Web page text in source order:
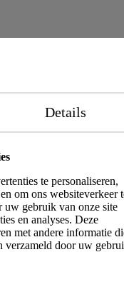
Details
te personaliseren,
om ons websiteverkeer
uw gebruik van onze site
en analyses. Deze
met andere informatie
verzameld door uw